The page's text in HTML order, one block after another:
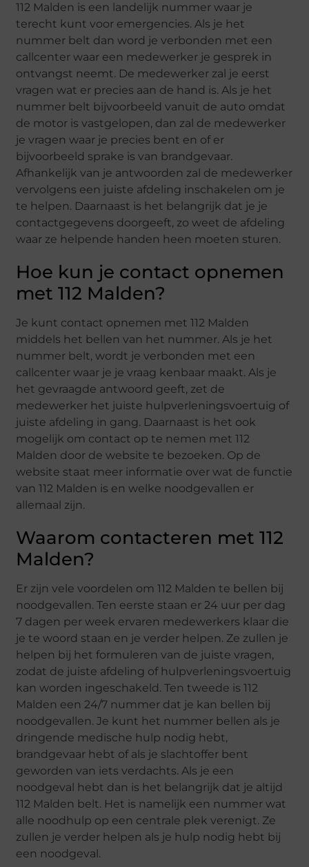
112 Malden is een landelijk nummer waar je
terecht kunt voor emergencies. Als je het
nummer belt dan word je verbonden met een
callcenter waar een medewerker je gesprek in
ontvangst neemt. De medewerker zal je eerst
vragen wat er precies aan de hand is. Als je het
nummer belt bijvoorbeeld vanuit de auto omdat
de motor is vastgelopen, dan zal de medewerker
je vragen waar je precies bent en of er
bijvoorbeeld sprake is van brandgevaar.
Afhankelijk van je antwoorden zal de medewerker
vervolgens een juiste afdeling inschakelen om je
te helpen. Daarnaast is het belangrijk dat je je
contactgegevens doorgeeft, zo weet de afdeling
waar ze helpende handen heen moeten sturen.
Hoe kun je contact opnemen
met 112 Malden?
Je kunt contact opnemen met 112 Malden
middels het bellen van het nummer. Als je het
nummer belt, wordt je verbonden met een
callcenter waar je je vraag kenbaar maakt. Als je
het gevraagde antwoord geeft, zet de
medewerker het juiste hulpverleningsvoertuig of
juiste afdeling in gang. Daarnaast is het ook
mogelijk om contact op te nemen met 112
Malden door de website te bezoeken. Op de
website staat meer informatie over wat de functie
van 112 Malden is en welke noodgevallen er
allemaal zijn.
Waarom contacteren met 112
Malden?
Er zijn vele voordelen om 112 Malden te bellen bij
noodgevallen. Ten eerste staan er 24 uur per dag
7 dagen per week ervaren medewerkers klaar die
je te woord staan en je verder helpen. Ze zullen je
helpen bij het formuleren van de juiste vragen,
zodat de juiste afdeling of hulpverleningsvoertuig
kan worden ingeschakeld. Ten tweede is 112
Malden een 24/7 nummer dat je kan bellen bij
noodgevallen. Je kunt het nummer bellen als je
dringende medische hulp nodig hebt,
brandgevaar hebt of als je slachtoffer bent
geworden van iets verdachts. Als je een
noodgeval hebt dan is het belangrijk dat je altijd
112 Malden belt. Het is namelijk een nummer wat
alle noodhulp op een centrale plek verenigt. Ze
zullen je verder helpen als je hulp nodig hebt bij
een noodgeval.